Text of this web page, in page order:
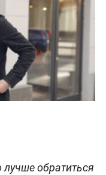
лучше обратиться